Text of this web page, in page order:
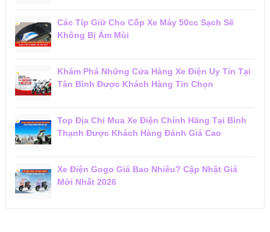
Các Típ Giữ Cho Cốp Xe Máy 50cc Sạch Sẽ
Không Bị Ám Mùi
Khám Phá Những Cửa Hàng Xe Điện Uy Tín Tại
Tân Bình Được Khách Hàng Tin Chọn
Top Địa Chỉ Mua Xe Điện Chính Hãng Tại Bình
Thạnh Được Khách Hàng Đánh Giá Cao
Xe Điện Gogo Giá Bao Nhiêu? Cập Nhật Giá
Mới Nhất 2026